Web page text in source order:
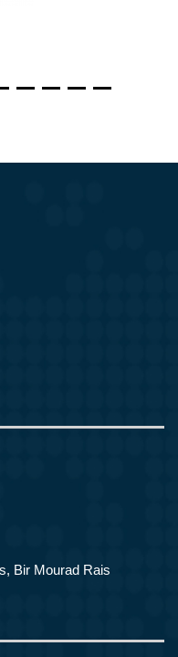
Bir Mourad Rais